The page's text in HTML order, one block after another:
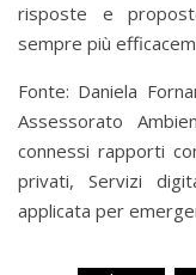
risposte e
sempre più
Fonte: Daniela
Assessorato
connessi rapporti
privati, Servizi
applicata per